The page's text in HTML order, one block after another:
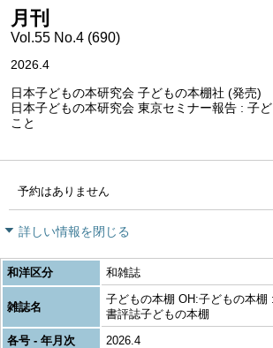
月刊
Vol.55 No.4 (690)
2026.4
日本子どもの本研究会 子どもの本棚社 (発売)
日本子どもの本研究会 東京セミナー報告 : 子
こと
予約はありません
詳しい情報を閉じる
和洋区分 和雑誌
雑誌名
子どもの本棚 OH:子どもの本棚
書評誌子どもの本棚
各号 - 年月次
2026.4